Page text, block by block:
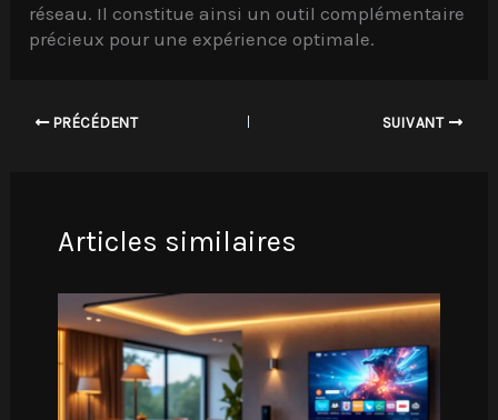
réseau. Il constitue ainsi un outil complémentaire
précieux pour une expérience optimale.
PRÉCÉDENT SUIVANT
Articles similaires